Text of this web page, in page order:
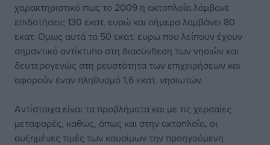
χαρακτηριστικό πως το 2009 η ακτοπλοΐα λάμβανε
επιδοτήσεις 130 εκατ. ευρώ και σήμερα λαμβάνει 80
εκατ. Ομως αυτά τα 50 εκατ. ευρώ που λείπουν έχουν
σημαντικό αντίκτυπο στη διασύνδεση των νησιών και
δευτερογενώς στη ρευστότητα των επιχειρήσεων και
αφορούν έναν πληθυσμό 1,6 εκατ. νησιωτών.
Αντίστοιχα είναι τα προβλήματα και με τις χερσαίες
μεταφορές, καθώς, όπως και στην ακτοπλοΐα, οι
αυξημένες τιμές των καυσίμων την προηγούμενη